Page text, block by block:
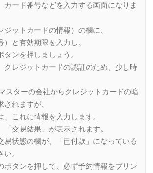
カード番号などを入力する画面になりま
ジットカードの情報）の欄に、
と有効期限を入力し、
タンを押しましょう。
クレジットカードの認証のため、少し時
スターの会社からクレジットカードの暗
れますが、
、これに情報を入力します。
「交易結果」が表示されます。
易状態の欄が、「已付款」になっている
。
ボタンを押して、必ず予約情報をプリン